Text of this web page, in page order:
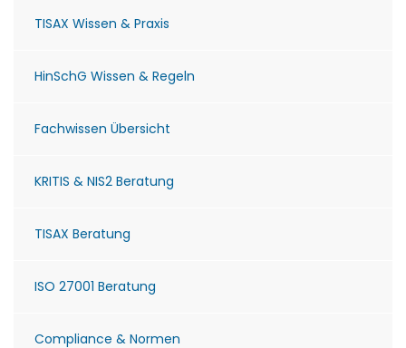
TISAX Wissen & Praxis
HinSchG Wissen & Regeln
Fachwissen Übersicht
KRITIS & NIS2 Beratung
TISAX Beratung
ISO 27001 Beratung
Compliance & Normen